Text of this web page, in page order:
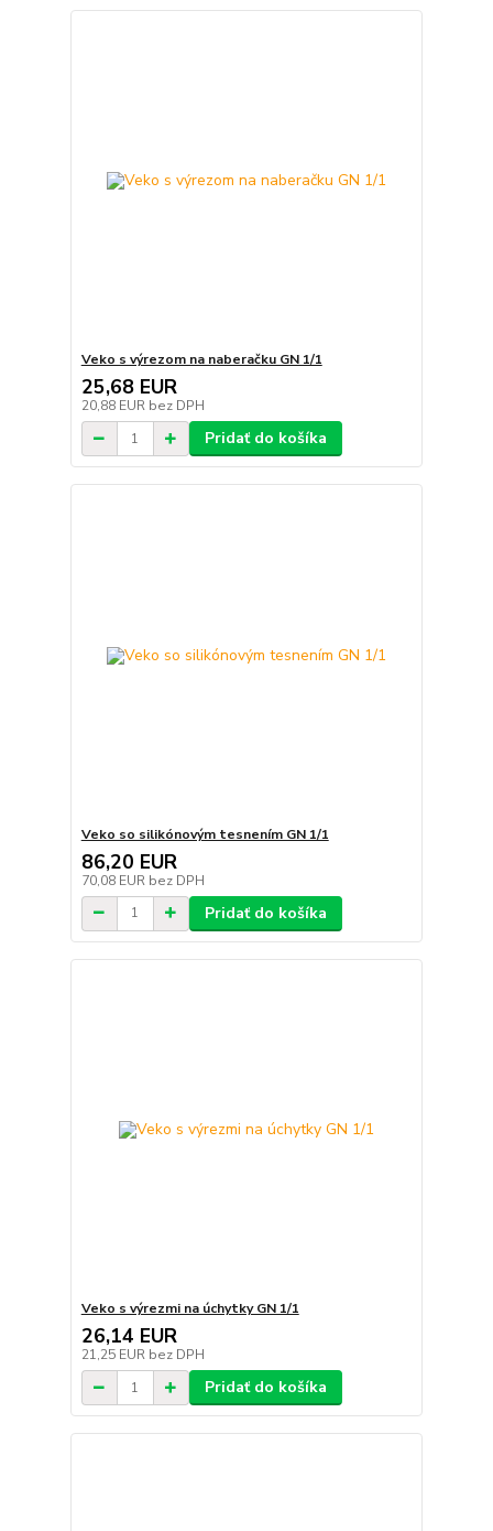
Veko s výrezom na naberačku GN 1/1
25,68 EUR
20,88 EUR bez DPH
Pridať do košíka
Veko so silikónovým tesnením GN 1/1
86,20 EUR
70,08 EUR bez DPH
Pridať do košíka
Veko s výrezmi na úchytky GN 1/1
26,14 EUR
21,25 EUR bez DPH
Pridať do košíka